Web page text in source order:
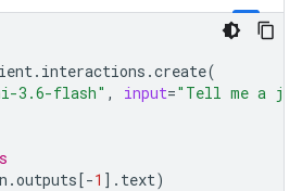
. interactions .create(
3.6-flash" , input="Tell me a
.outputs[-1 ] . text)